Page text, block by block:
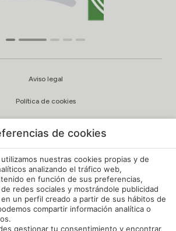
Aviso legal
Política de cookies
de Calidad y Medioambiente
de Denuncias Hoteles de España
de Régimen Interno
de cookies
nuestras cookies propias y de
analizando el tráfico web,
en función de sus preferencias,
redes sociales y mostrándole publicidad
en un perfil creado a partir de sus hábitos de
compartir información analítica o
gestionar tu consentimiento y encontrar